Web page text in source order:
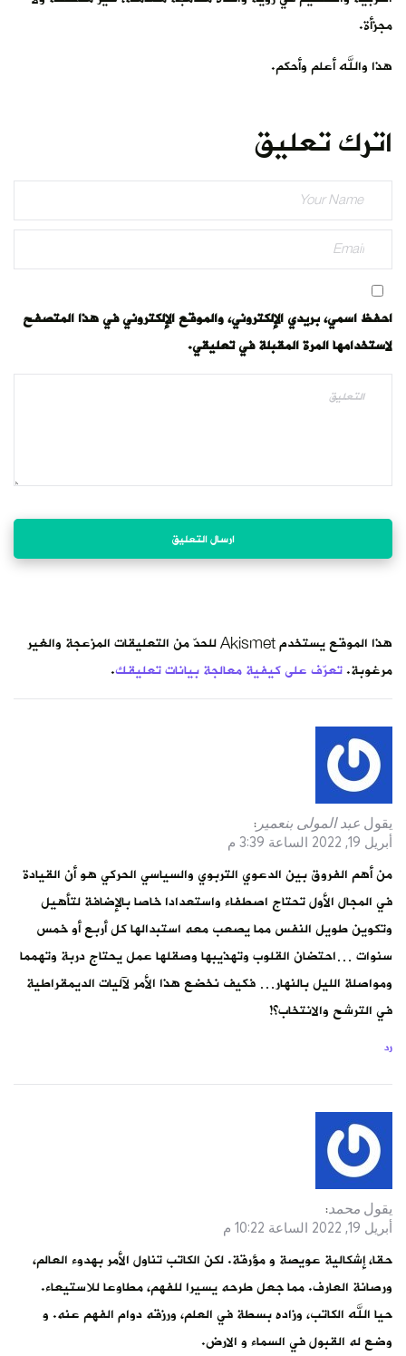
مجزأة.
هذا والله أعلم وأحكم.
اترك تعليق
احفظ اسمي، بريدي الإلكتروني، والموقع الإلكتروني في هذا المتصفح
لاستخدامها المرة المقبلة في تعليقي.
هذا الموقع يستخدم Akismet للحدّ من التعليقات المزعجة والغير
مرغوبة.تعرّف على كيفية معالجة بيانات تعليقك.
يقول عبد المولى بنعمير :
أبريل 19, 2022 الساعة 3:39 م
من أهم الفروق بين الدعوي التربوي والسياسي الحركي هو أن القيادة
في المجال الأول تحتاج اصطفاء واستعدادا خاصا بالإضافة لتأهيل
وتكوين طويل النفس مما يصعب معه استبدالها كل أربع أو خمس
سنوات …احتضان القلوب وتهذيبها وصقلها عمل يحتاج دربة وتهمما
ومواصلة الليل بالنهار… فكيف نخضع هذا الأمر لآليات الديمقراطية
في الترشح والانتخاب؟!
رد
يقول محمد:
أبريل 19, 2022 الساعة 10:22 م
حقا، إشكالية عويصة و مؤرقة. لكن الكاتب تناول الأمر بهدوء العالم،
ورصانة العارف. مما جعل طرحه يسيرا للفهم، مطاوعا للاستيعاء.
حيا الله الكاتب، وزاده بسطة في العلم، ورزقه دوام الفهم عنه. و
وضع له القبول في السماء و الارض.